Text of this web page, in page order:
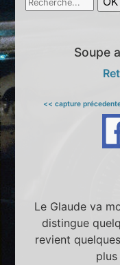
Soupe
<< capture
Le Glaude va
distingue
revient